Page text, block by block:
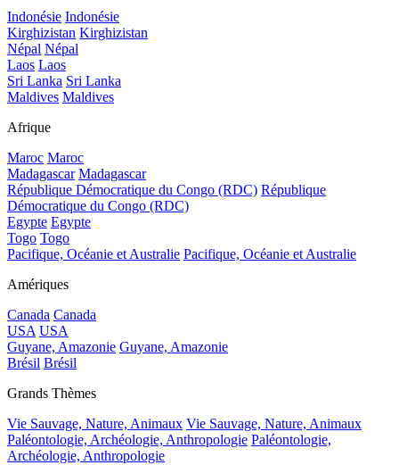
Indonésie Indonésie
Kirghizistan Kirghizistan
Népal Népal
Laos Laos
Sri Lanka Sri Lanka
Maldives Maldives
Afrique
Maroc Maroc
Madagascar Madagascar
République Démocratique du Congo (RDC) République
Démocratique du Congo (RDC)
Egypte Egypte
Togo Togo
Pacifique, Océanie et Australie Pacifique, Océanie et Australie
Amériques
Canada Canada
USA USA
Guyane, Amazonie Guyane, Amazonie
Brésil Brésil
Grands Thèmes
Vie Sauvage, Nature, Animaux Vie Sauvage, Nature, Animaux
Paléontologie, Archéologie, Anthropologie Paléontologie,
Archéologie, Anthropologie